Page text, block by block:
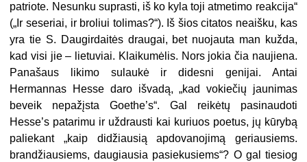
patriote. Nesunku suprasti, iš ko kyla toji atmetimo reakcija“
(„Ir seseriai, ir broliui tolimas?“). Iš šios citatos neaišku, kas
yra tie S. Daugirdaitės draugai, bet nuojauta man kužda,
kad visi jie – lietuviai. Klaikumėlis. Nors jokia čia naujiena.
Panašaus likimo sulaukė ir didesni genijai. Antai
Hermannas Hesse daro išvadą, „kad vokiečių jaunimas
beveik nepažįsta Goethe’s“. Gal reikėtų pasinaudoti
Hesse’s patarimu ir uždrausti kai kuriuos poetus, jų kūrybą
paliekant „kaip didžiausią apdovanojimą geriausiems.
brandžiausiems, daugiausia pasiekusiems“? O gal tiesiog